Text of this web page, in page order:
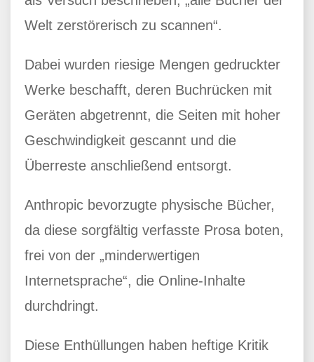
Welt zerstörerisch zu scannen“.
Dabei wurden riesige Mengen gedruckter
Werke beschafft, deren Buchrücken mit
Geräten abgetrennt, die Seiten mit hoher
Geschwindigkeit gescannt und die
Überreste anschließend entsorgt.
Anthropic bevorzugte physische Bücher,
da diese sorgfältig verfasste Prosa boten,
frei von der „minderwertigen
Internetsprache“, die Online-Inhalte
durchdringt.
Diese Enthüllungen haben heftige Kritik